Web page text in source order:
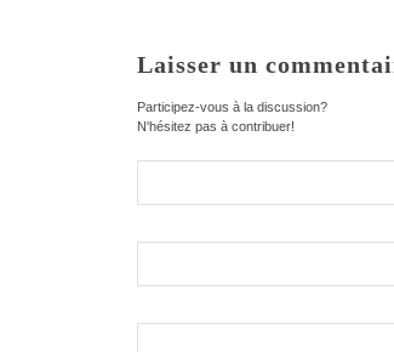
Laisser un
Participez-vous à la discussion?
N'hésitez pas à contribuer!